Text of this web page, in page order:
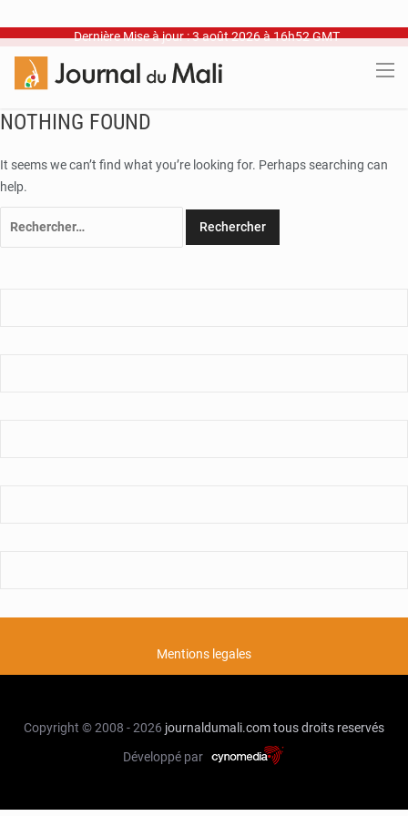
Dernière Mise à jour : 3 août 2026 à 16h52 GMT
NOTHING FOUND
It seems we can’t find what you’re looking for. Perhaps searching can
help.
Mentions legales
Copyright © 2008 - 2026 journaldumali.comtous droits reservés
Développé par